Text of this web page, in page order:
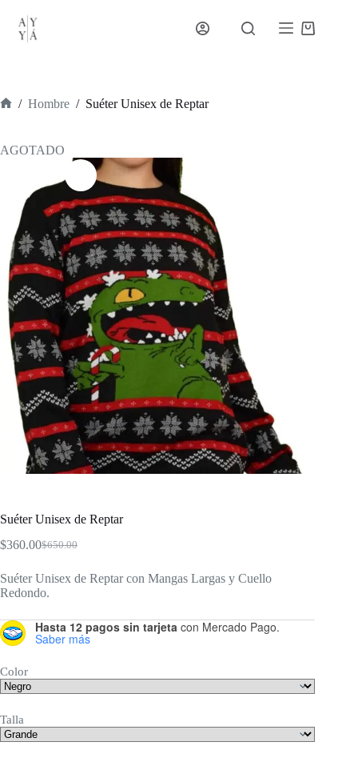
contenido
Carro
/ Hombre / Suéter Unisex de Reptar
AGOTADO
Suéter Unisex de Reptar
$650.00
El
original
era:
$360.00El
actual
es:
Suéter Unisex de Reptar con Mangas Largas y Cuello
Redondo.
Hasta 12 pagos sin tarjeta con Mercado Pago.
Saber más
Color
Talla